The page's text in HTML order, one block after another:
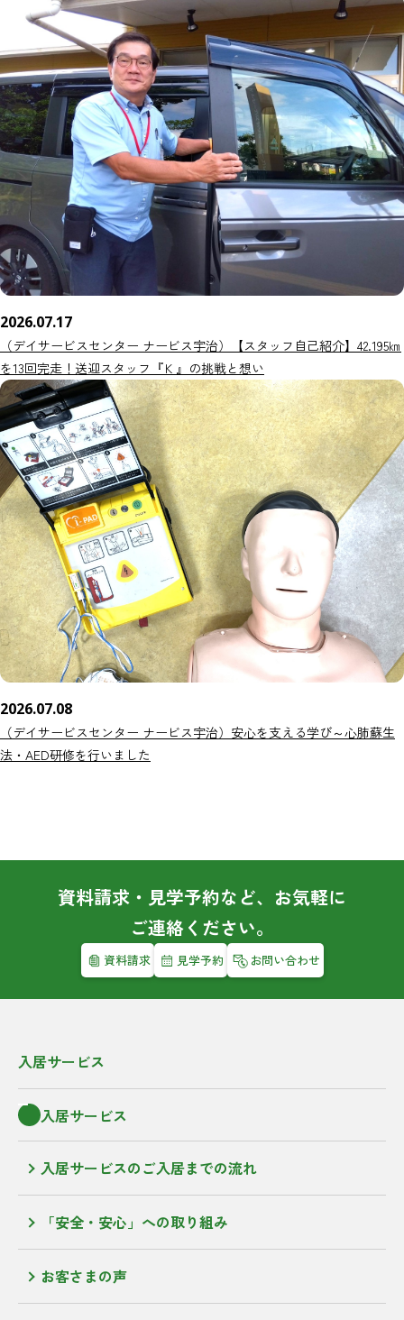
2026.07.17
（デイサービスセンター ナービス宇治）【スタッフ自己紹介】42.195㎞
を13回完走！送迎スタッフ『Ｋ』の挑戦と想い
2026.07.08
（デイサービスセンター ナービス宇治）安心を支える学び～心肺蘇生
法・AED研修を行いました
資料請求・見学予約など、お気軽に
ご連絡ください。
資料請求 見学予約 お問い合わせ
入居サービス
入居サービス
入居サービスのご入居までの流れ
「安全・安心」への取り組み
お客さまの声